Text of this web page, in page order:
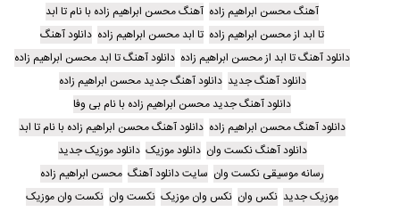
آهنگ محسن ابراهیم زاده آهنگ محسن ابراهیم زاده با نام تا ابد
تا ابد از محسن ابراهیم زاده تا ابد محسن ابراهیم زاده دانلود آهنگ
دانلود آهنگ تا ابد از محسن ابراهیم زاده دانلود آهنگ تا ابد محسن ابراهیم زاده
دانلود آهنگ جدید دانلود آهنگ جدید محسن ابراهیم زاده
دانلود آهنگ جدید محسن ابراهیم زاده با نام بی وفا
دانلود آهنگ محسن ابراهیم زاده دانلود آهنگ محسن ابراهیم زاده با نام تا ابد
دانلود آهنگ نکست وان دانلود موزیک دانلود موزیک جدید
رسانه موسیقی نکست وان سایت دانلود آهنگ محسن ابراهیم زاده
موزیک جدید نکس وان نکس وان موزیک نکست وان نکست وان موزیک